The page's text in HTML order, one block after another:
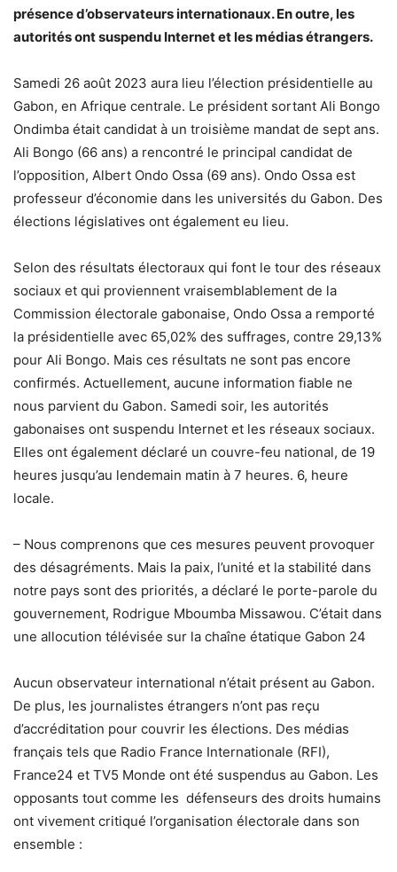
présence d’observateurs internationaux. En outre, les
autorités ont suspendu Internet et les médias étrangers.
Samedi 26 août 2023 aura lieu l’élection présidentielle au
Gabon, en Afrique centrale. Le président sortant Ali Bongo
Ondimba était candidat à un troisième mandat de sept ans.
Ali Bongo (66 ans) a rencontré le principal candidat de
l’opposition, Albert Ondo Ossa (69 ans). Ondo Ossa est
professeur d’économie dans les universités du Gabon. Des
élections législatives ont également eu lieu.
Selon des résultats électoraux qui font le tour des réseaux
sociaux et qui proviennent vraisemblablement de la
Commission électorale gabonaise, Ondo Ossa a remporté
la présidentielle avec 65,02% des suffrages, contre 29,13%
pour Ali Bongo. Mais ces résultats ne sont pas encore
confirmés. Actuellement, aucune information fiable ne
nous parvient du Gabon. Samedi soir, les autorités
gabonaises ont suspendu Internet et les réseaux sociaux.
Elles ont également déclaré un couvre-feu national, de 19
heures jusqu’au lendemain matin à 7 heures. 6, heure
locale.
– Nous comprenons que ces mesures peuvent provoquer
des désagréments. Mais la paix, l’unité et la stabilité dans
notre pays sont des priorités, a déclaré le porte-parole du
gouvernement, Rodrigue Mboumba Missawou. C’était dans
une allocution télévisée sur la chaîne étatique Gabon 24
Aucun observateur international n’était présent au Gabon.
De plus, les journalistes étrangers n’ont pas reçu
d’accréditation pour couvrir les élections. Des médias
français tels que Radio France Internationale (RFI),
France24 et TV5 Monde ont été suspendus au Gabon. Les
opposants tout comme les défenseurs des droits humains
ont vivement critiqué l’organisation électorale dans son
ensemble :